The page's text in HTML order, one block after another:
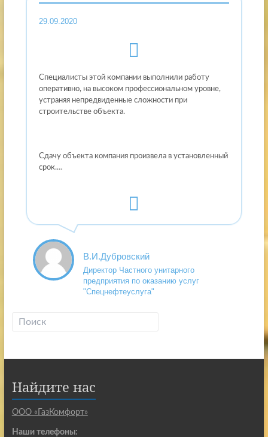
29.09.2020
Специалисты этой компании выполнили работу
оперативно, на высоком профессиональном уровне,
устраняя непредвиденные сложности при
строительстве объекта.
Сдачу объекта компания произвела в установленный
срок.…
В.И.Дубровский
Директор Частного унитарного
предприятия по оказанию услуг
"Спецнефтеуслуга"
Найдите нас
ООО «ГазКомфорт»
Наши телефоны: